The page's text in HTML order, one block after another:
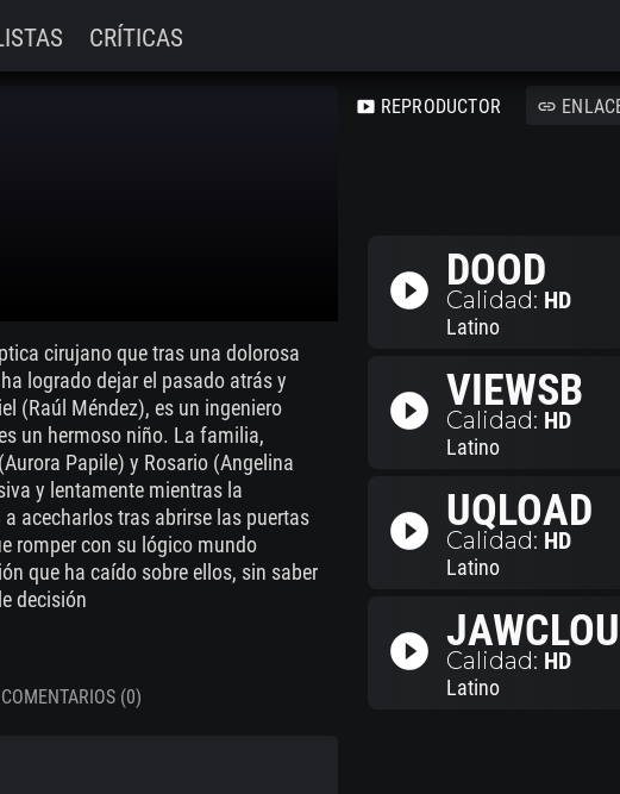
CRÍTICAS
cirujano que tras una dolorosa
logrado dejar el pasado atrás y
(Raúl Méndez), es un ingeniero
un hermoso niño. La familia,
Papile) y Rosario (Angelina
y lentamente mientras la
acecharlos tras abrirse las puertas
romper con su lógico mundo
que ha caído sobre ellos, sin saber
decisión
COMENTARIOS (0)
smart_display REPRODUCTOR link
play_circle_filled DOOD
Calidad: HD
Latino
play_circle_filled VIEWSB
Calidad: HD
Latino
play_circle_filled UQLOAD
Calidad: HD
Latino
play_circle_filled Calidad: HD
Latino